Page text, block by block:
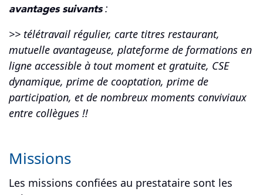
avantages suivants:
>> télétravail régulier, carte titres restaurant,
mutuelle avantageuse, plateforme de formations en
ligne accessible à tout moment et gratuite, CSE
dynamique, prime de cooptation, prime de
participation, et de nombreux moments conviviaux
entre collègues !!
Missions
Les missions confiées au prestataire sont les